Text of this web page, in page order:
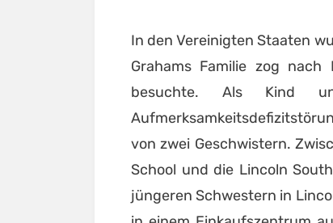
In den Vereinigten Staaten
Grahams Familie zog
besuchte. Als Kind
von zwei Geschwistern.
School und die Lincoln
jüngeren Schwestern in